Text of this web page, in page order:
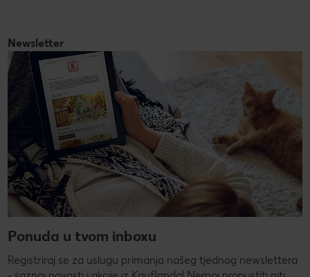
Newsletter
Ponuda u tvom inboxu
Registriraj se za uslugu primanja našeg tjednog newslettera